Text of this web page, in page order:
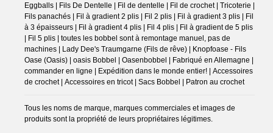
Eggballs | Fils De Dentelle | Fil de dentelle | Fil de crochet | Tricoterie |
Fils panachés | Fil à gradient 2 plis | Fil 2 plis | Fil à gradient 3 plis | Fil
à 3 épaisseurs | Fil à gradient 4 plis | Fil 4 plis | Fil à gradient de 5 plis
| Fil 5 plis | toutes les bobbel sont à remontage manuel, pas de
machines | Lady Dee's Traumgarne (Fils de rêve) | Knopfoase - Fils
Oase (Oasis) | oasis Bobbel | Oasenbobbel | Fabriqué en Allemagne |
commander en ligne | Expédition dans le monde entier! | Accessoires
de crochet | Accessoires en tricot | Sacs Bobbel | Patron au crochet
Tous les noms de marque, marques commerciales et images de
produits sont la propriété de leurs propriétaires légitimes.